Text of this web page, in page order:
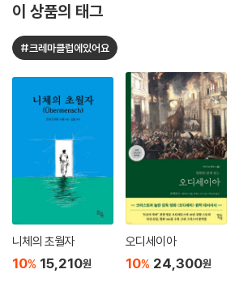
이 상품의 태그
#크레마클럽에있어요
니체의 초월자
10% 15,210원
오디세이아
10% 24,300원